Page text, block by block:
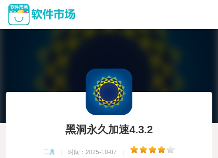
黑洞永久加速4.3.2
工具 时间：2025-10-07